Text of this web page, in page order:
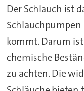
Der Schlauch ist
kommt. Darum
chemische
zu achten. Die